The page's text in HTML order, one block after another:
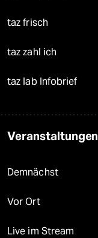
taz frisch
taz zahl ich
taz lab Infobrief
Veranstaltungen
Demnächst
Vor Ort
Live im Stream